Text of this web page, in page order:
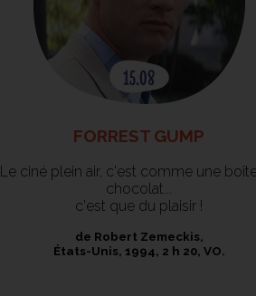
FORREST GUMP
Le ciné plein air, c'est comme une
chocolat...
c'est que du plaisir !
de Robert Zemeckis,
États-Unis, 1994, 2 h 20, VO.